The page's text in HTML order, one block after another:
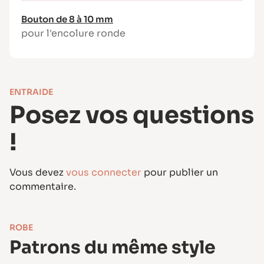
de tenue :
Crêpe, satin, viscose, sergé, twill léger,
Niveau de difficulté
Intermédiaire
Ce modèle demande un peu de précision,
détaillé.
Bouton de 8 à 10 mm
pour l'encolure ronde
ENTRAIDE
Posez vos questions
!
Vous devezvous connecter pour publier un
commentaire.
ROBE
Patrons du même style